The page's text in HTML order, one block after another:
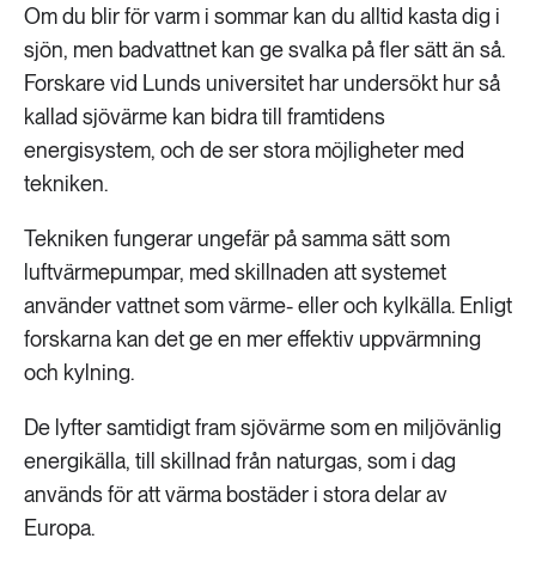
Om du blir för varm i sommar kan du alltid kasta dig i
sjön, men badvattnet kan ge svalka på fler sätt än så.
Forskare vid Lunds universitet har undersökt hur så
kallad sjövärme kan bidra till framtidens
energisystem, och de ser stora möjligheter med
tekniken.
Tekniken fungerar ungefär på samma sätt som
luftvärmepumpar, med skillnaden att systemet
använder vattnet som värme- eller och kylkälla. Enligt
forskarna kan det ge en mer effektiv uppvärmning
och kylning.
De lyfter samtidigt fram sjövärme som en miljövänlig
energikälla, till skillnad från naturgas, som i dag
används för att värma bostäder i stora delar av
Europa.